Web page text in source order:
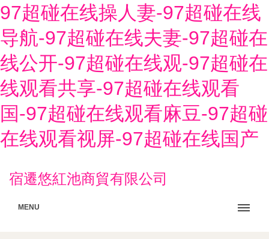
97超碰在线操人妻-97超碰在线
导航-97超碰在线夫妻-97超碰在
线公开-97超碰在线观-97超碰在
线观看共享-97超碰在线观看
国-97超碰在线观看麻豆-97超碰
在线观看视屏-97超碰在线国产
宿遷悠紅池商貿有限公司
MENU